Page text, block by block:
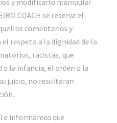
y modificarlo manipular
COACH se reserva el
comentarios y
respeto a la dignidad de la
racistas, que
la infancia, el orden o la
juicio, no resultaran
Te informamos que